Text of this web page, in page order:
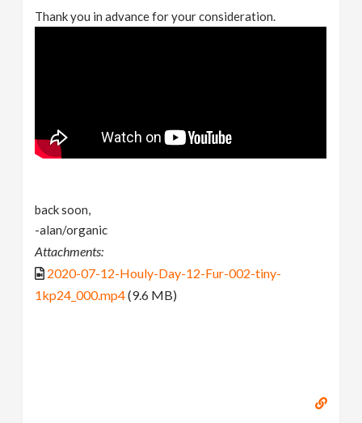
Thank you in advance for your consideration.
back soon,
-alan/organic
Attachments:
2020-07-12-Houly-Day-12-Fur-002-tiny-
1kp24_000.mp4(9.6 MB)